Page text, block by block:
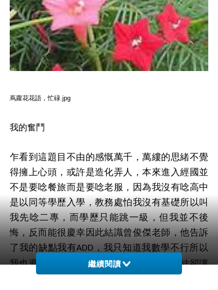
蔦蘿花花語，忙碌.jpg
我的奮鬥
乍看到這題目不由的感慨萬千，萬縷的思緒不覺
得擁上心頭，或許是造化弄人，本來進入經國並
不是要唸餐旅而是要唸老服，因為我沒有唸高中
是以同等學歷入學，教務處怕我沒有基礎所以叫
我先唸二專，而學歷只能跳一級，但我並不後
悔，反而能很慶幸因此結識曾俊傑老師，他告訴
了我的缺點我有ADD ，我只知道我數學不行所以
我也避免從事這方面的工作，但這樣的聯結卻讓
我想起我最不願回想
繼續閱讀